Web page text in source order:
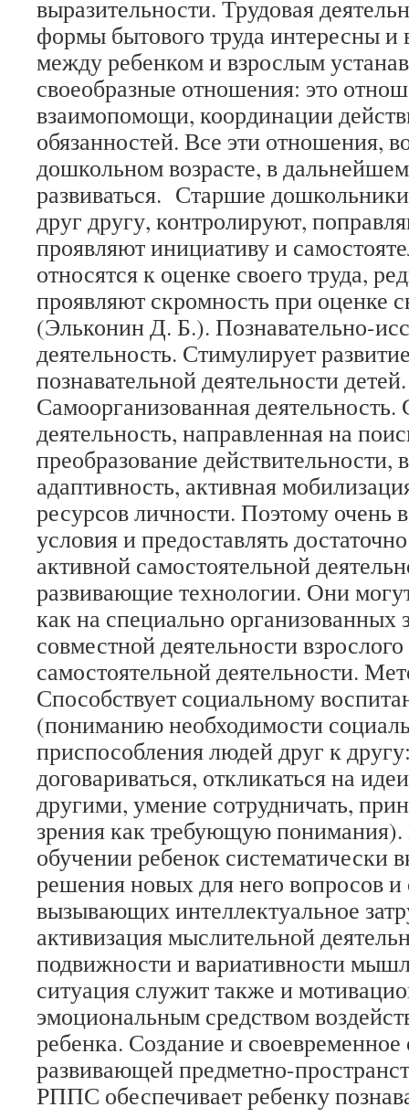
выразительности. Трудовая
формы бытового труда интересны
между ребенком и взрослым
своеобразные отношения: это
взаимопомощи, координации
обязанностей. Все эти отношения,
дошкольном возрасте, в
развиваться. Старшие
друг другу, контролируют,
проявляют инициативу и
относятся к оценке своего труда,
проявляют скромность при оценке
(Эльконин Д. Б.). Познавательно-
деятельность. Стимулирует
познавательной деятельности детей.
Самоорганизованная
деятельность, направленная на
преобразование действительности,
адаптивность, активная
ресурсов личности. Поэтому очень
условия и предоставлять
активной самостоятельной
развивающие технологии. Они
как на специально организованных
совместной деятельности
самостоятельной деятельности.
Способствует социальному
(пониманию необходимости
приспособления людей друг к
договариваться, откликаться на
другими, умение сотрудничать,
зрения как требующую
обучении ребенок систематически
решения новых для него вопросов и
вызывающих интеллектуальное
активизация мыслительной
подвижности и вариативности
ситуация служит также и
эмоциональным средством
ребенка. Создание и
развивающей предметно-
РППС обеспечивает ребенку